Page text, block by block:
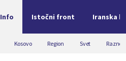
Info Istočni front Iranska
Kosovo Region Svet Razno